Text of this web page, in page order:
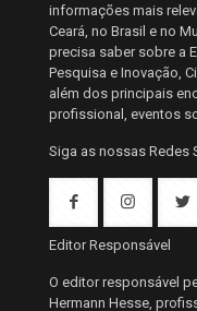
informações mais
Ceará, no Brasil e no
precisa saber sobre a
Pesquisa e Inovação,
além dos principais
profissional, eventos
Siga as nossas Redes
Editor Responsável
O editor responsável
Hermann Hesse,